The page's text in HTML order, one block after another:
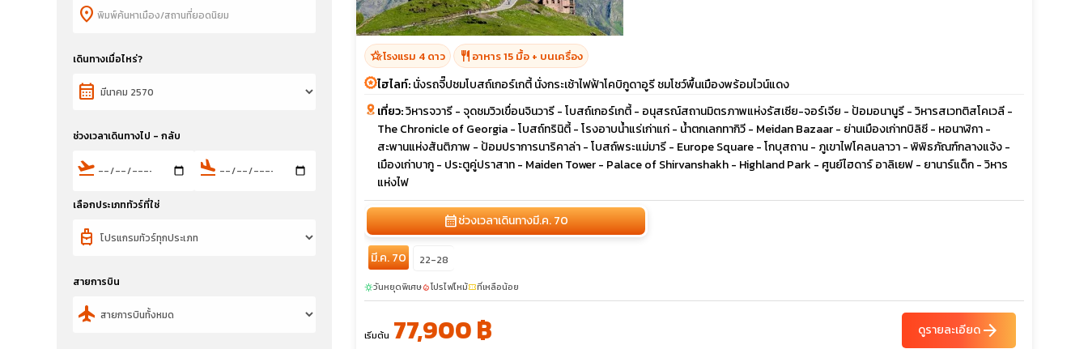
location_on
เดินทางเมื่อไหร่?
calendar_month
ช่วงเวลาเดินทางไป - กลับ
flight_takeoff flight_land
เลือกประเภททัวร์ที่ใช่
travel_luggage_and_bags
สายการบิน
flight
hotel_classโรงแรม 4 ดาว restaurant อาหาร 15 มื้อ + บนเครื่อง
ไฮไลท์:นั่งรถจี๊ปชมโบสถ์เกอร์เกตี้ นั่งกระเช้าไฟฟ้าโคบิกูดาอูรี ชมโชว์พื้นเมืองพร้อมไวน์แดง
เที่ยว:วิหารจวารี - จุดชมวิวเขื่อนจินวารี - โบสถ์เกอร์เกตี้ - อนุสรณ์สถานมิตรภาพแห่งรัสเซีย-จอร์เจีย - ป้อมอนานูรี - วิหารสเวทติสโคเวลี -
The Chronicle of Georgia - โบสถ์ทรินิตี้ - โรงอาบน้ำแร่เก่าแก่ - น้ำตกเลกทากิวี - Meidan Bazaar - ย่านเมืองเก่าทบิลิซี - หอนาฬิกา -
สะพานแห่งสันติภาพ - ป้อมปราการนาริคาล่า - โบสถ์พระแม่มารี - Europe Square - โกบุสถาน - ภูเขาไฟโคลนลาวา - พิพิธภัณฑ์กลางแจ้ง -
เมืองเก่าบากู - ประตูคู่ปราสาท - Maiden Tower - Palace of Shirvanshakh - Highland Park - ศูนย์ไฮดาร์ อาลิเยฟ - ยานาร์แด็ก - วิหาร
แห่งไฟ
calendar_monthช่วงเวลาเดินทางมี.ค. 70
มี.ค. 70 22-28
sunnyวันหยุดพิเศษlocal_fire_departmentโปรไฟไหม้confirmation_numberที่เหลือน้อย
เริ่มต้น 77,900 ฿ ดูรายละเอียดarrow_forward